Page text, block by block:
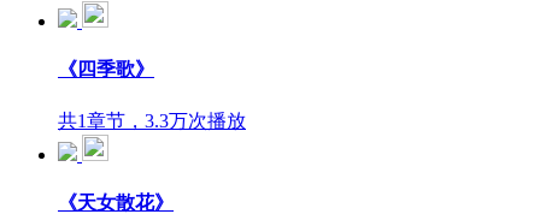
《四季歌》
共1章节，3.3万次播放
《天女散花》